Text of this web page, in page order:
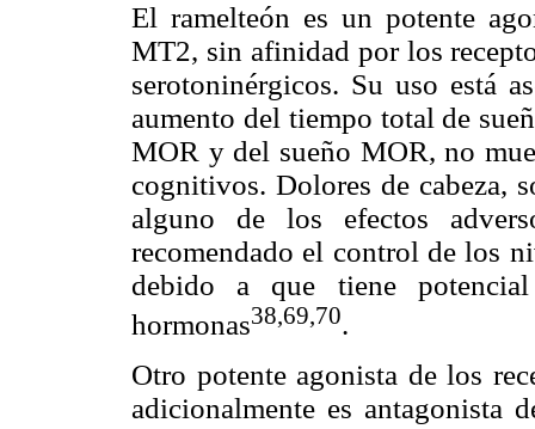
El ramelteón es un potente
MT2, sin afinidad por los
serotoninérgicos. Su uso está
aumento del tiempo total de
MOR y del sueño MOR, no
cognitivos. Dolores de cabeza,
alguno de los efectos
recomendado el control de los
debido a que tiene
hormonas38,69,70.
Otro potente agonista de los
adicionalmente es antagonista